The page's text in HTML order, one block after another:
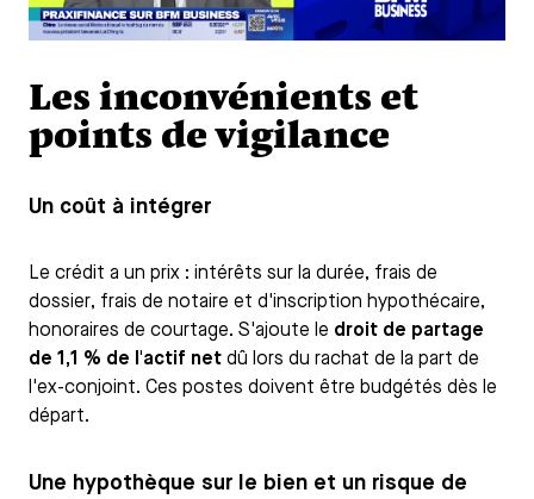
Les inconvénients et
points de vigilance
Un coût à intégrer
Le crédit a un prix : intérêts sur la durée, frais de
dossier, frais de notaire et d'inscription hypothécaire,
honoraires de courtage. S'ajoute le droit de partage
de 1,1 % de l'actif net dû lors du rachat de la part de
l'ex-conjoint. Ces postes doivent être budgétés dès le
départ.
Une hypothèque sur le bien et un risque de